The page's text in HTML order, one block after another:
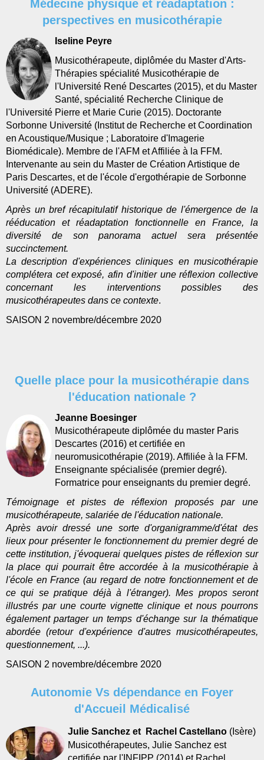
Médecine physique et réadaptation :
perspectives en musicothérapie
Iseline Peyre
Musicothérapeute, diplômée du Master d'Arts-
Thérapies spécialité Musicothérapie de
l'Université René Descartes (2015), et du Master
Santé, spécialité Recherche Clinique de
l'Université Pierre et Marie Curie (2015). Doctorante
Sorbonne Université (Institut de Recherche et Coordination
en Acoustique/Musique ; Laboratoire d'Imagerie
Biomédicale). Membre de l'AFM et Affiliée à la FFM.
Intervenante au sein du Master de Création Artistique de
Paris Descartes, et de l'école d'ergothérapie de Sorbonne
Université (ADERE).
Après un bref récapitulatif historique de l'émergence de la
rééducation et réadaptation fonctionnelle en France, la
diversité de son panorama actuel sera présentée
succinctement.
La description d'expériences cliniques en musicothérapie
complétera cet exposé, afin d'initier une réflexion collective
concernant les interventions possibles des
musicothérapeutes dans ce contexte.
SAISON 2 novembre/décembre 2020
Quelle place pour la musicothérapie dans
l'éducation nationale ?
Jeanne Boesinger
Musicothérapeute diplômée du master Paris
Descartes (2016) et certifiée en
neuromusicothérapie (2019). Affiliée à la FFM.
Enseignante spécialisée (premier degré).
Formatrice pour enseignants du premier degré.
Témoignage et pistes de réflexion proposés par une
musicothérapeute, salariée de l'éducation nationale.
Après avoir dressé une sorte d'organigramme/d'état des
lieux pour présenter le fonctionnement du premier degré de
cette institution, j'évoquerai quelques pistes de réflexion sur
la place qui pourrait être accordée à la musicothérapie à
l'école en France (au regard de notre fonctionnement et de
ce qui se pratique déjà à l'étranger). Mes propos seront
illustrés par une courte vignette clinique et nous pourrons
également partager un temps d'échange sur la thématique
abordée (retour d'expérience d'autres musicothérapeutes,
questionnement, ...).
SAISON 2 novembre/décembre 2020
Autonomie Vs dépendance en Foyer
d'Accueil Médicalisé
Julie Sanchez et Rachel Castellano (Isère)
Musicothérapeutes, Julie Sanchez est
certifiée par l'INFIPP (2014) et Rachel